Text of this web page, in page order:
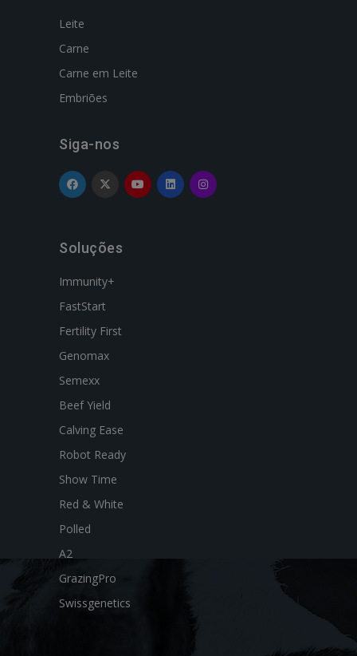
Leite
Carne
Carne em Leite
Embriões
Siga-nos
Soluções
Immunity+
FastStart
Fertility First
Genomax
Semexx
Beef Yield
Calving Ease
Robot Ready
Show Time
Red & White
Polled
A2
GrazingPro
Swissgenetics